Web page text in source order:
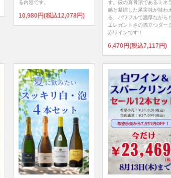
る内容です。
10,980円(税込12,078円)
す。彼の真骨頂であるミネ
感と凝縮した果実味が味わえ
る、パワフルで濃厚ながら
エレガントさの際立つダー
赤ワインです！
6,470円(税込7,117円)